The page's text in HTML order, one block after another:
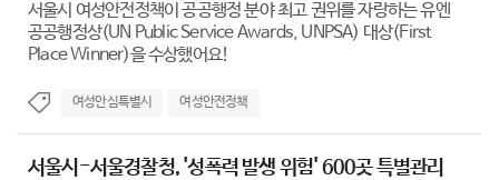
서울시 여성안전정책이 공공행정 분야 최고 권위를 자랑하는 유엔
공공행정상(UN Public Service Awards, UNPSA) 대상(First
Place Winner)을 수상했어요!
여성안심특별시 여성안전정책
서울시-서울경찰청, '성폭력 발생 위험' 600곳 특별관리